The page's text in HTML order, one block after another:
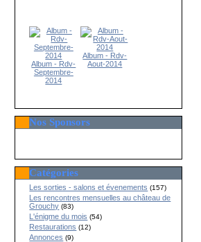
Album - Rdv-
Septembre-
2014
Album - Rdv-
Aout-2014
Nos Sponsors
Catégories
Les sorties - salons et évenements (157)
Les rencontres mensuelles au château de
Grouchy (83)
L'énigme du mois (54)
Restaurations (12)
Annonces (9)